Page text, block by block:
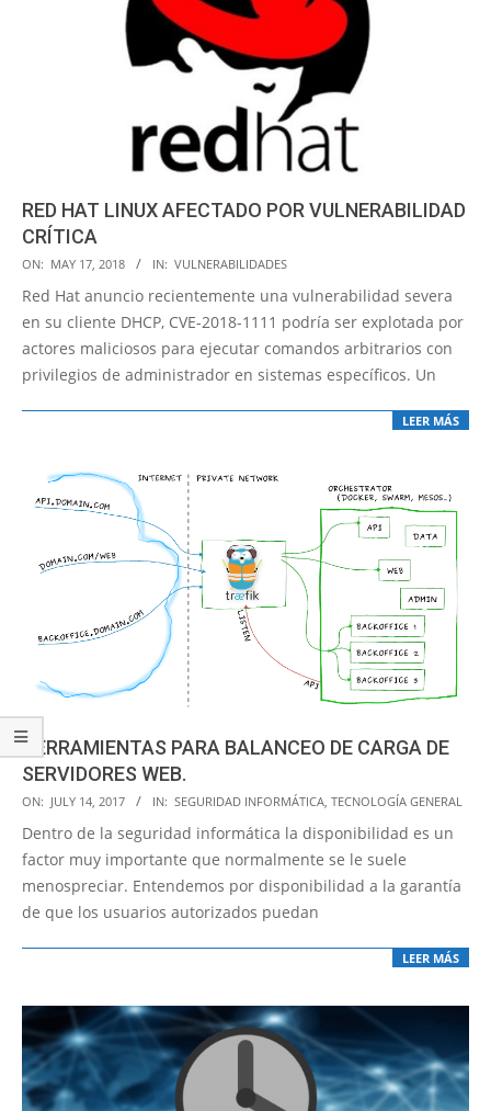
RED HAT LINUX AFECTADO POR VULNERABILIDAD
CRÍTICA
2018-
05-
17
ON: MAY 17, 2018 IN: VULNERABILIDADES
Red Hat anuncio recientemente una vulnerabilidad severa
en su cliente DHCP, CVE-2018-1111 podría ser explotada por
actores maliciosos para ejecutar comandos arbitrarios con
privilegios de administrador en sistemas específicos. Un
LEER MÁS
HERRAMIENTAS PARA BALANCEO DE CARGA DE
SERVIDORES WEB.
2017-
07-
14
ON: JULY 14, 2017 IN: SEGURIDAD INFORMÁTICA, TECNOLOGÍA GENERAL
Dentro de la seguridad informática la disponibilidad es un
factor muy importante que normalmente se le suele
menospreciar. Entendemos por disponibilidad a la garantía
de que los usuarios autorizados puedan
LEER MÁS